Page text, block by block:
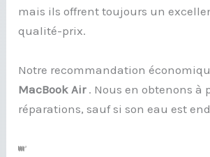
mais ils offrent toujours un
qualité-prix.
Notre recommandation
MacBook Air . Nous en obtenons à
réparations, sauf si son eau est